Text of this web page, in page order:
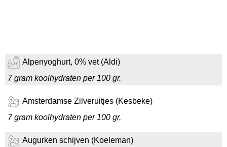
Alpenyoghurt, 0% vet (Aldi)
7 gram koolhydraten per 100 gr.
Amsterdamse Zilveruitjes (Kesbeke)
7 gram koolhydraten per 100 gr.
Augurken schijven (Koeleman)